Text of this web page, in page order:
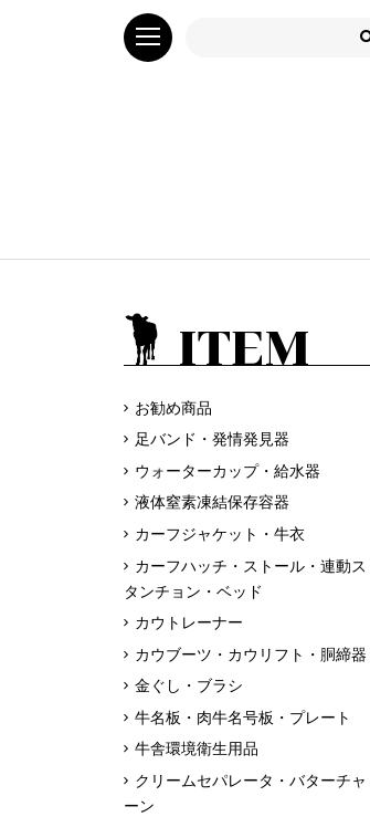
ITEM
お勧め商品
足バンド・発情発見器
ウォーターカップ・給水器
液体窒素凍結保存容器
カーフジャケット・牛衣
カーフハッチ・ストール・連動ス
タンチョン・ベッド
カウトレーナー
カウブーツ・カウリフト・胴締器
金ぐし・ブラシ
牛名板・肉牛名号板・プレート
牛舎環境衛生用品
クリームセパレータ・バターチャ
ーン